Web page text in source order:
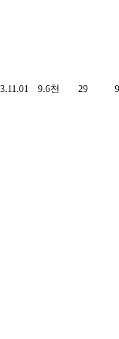
9.6천 29 9